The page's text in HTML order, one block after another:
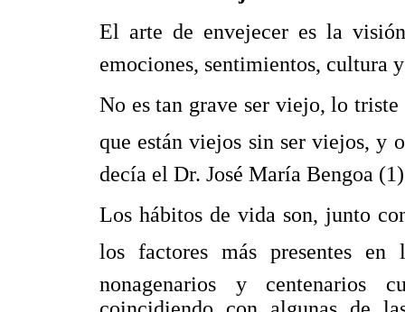
El arte de envejecer es la
emociones, sentimientos, cultura
No es tan grave ser viejo, lo
que están viejos sin ser viejos, y
decía el Dr. José María Bengoa
Los hábitos de vida son, junto
los factores más presentes en
nonagenarios y centenarios